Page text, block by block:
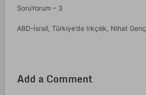
SoruYorum – 3
ABD-İsrail, Türkiye’de Irkçılık, Nihat Genç
Add a Comment